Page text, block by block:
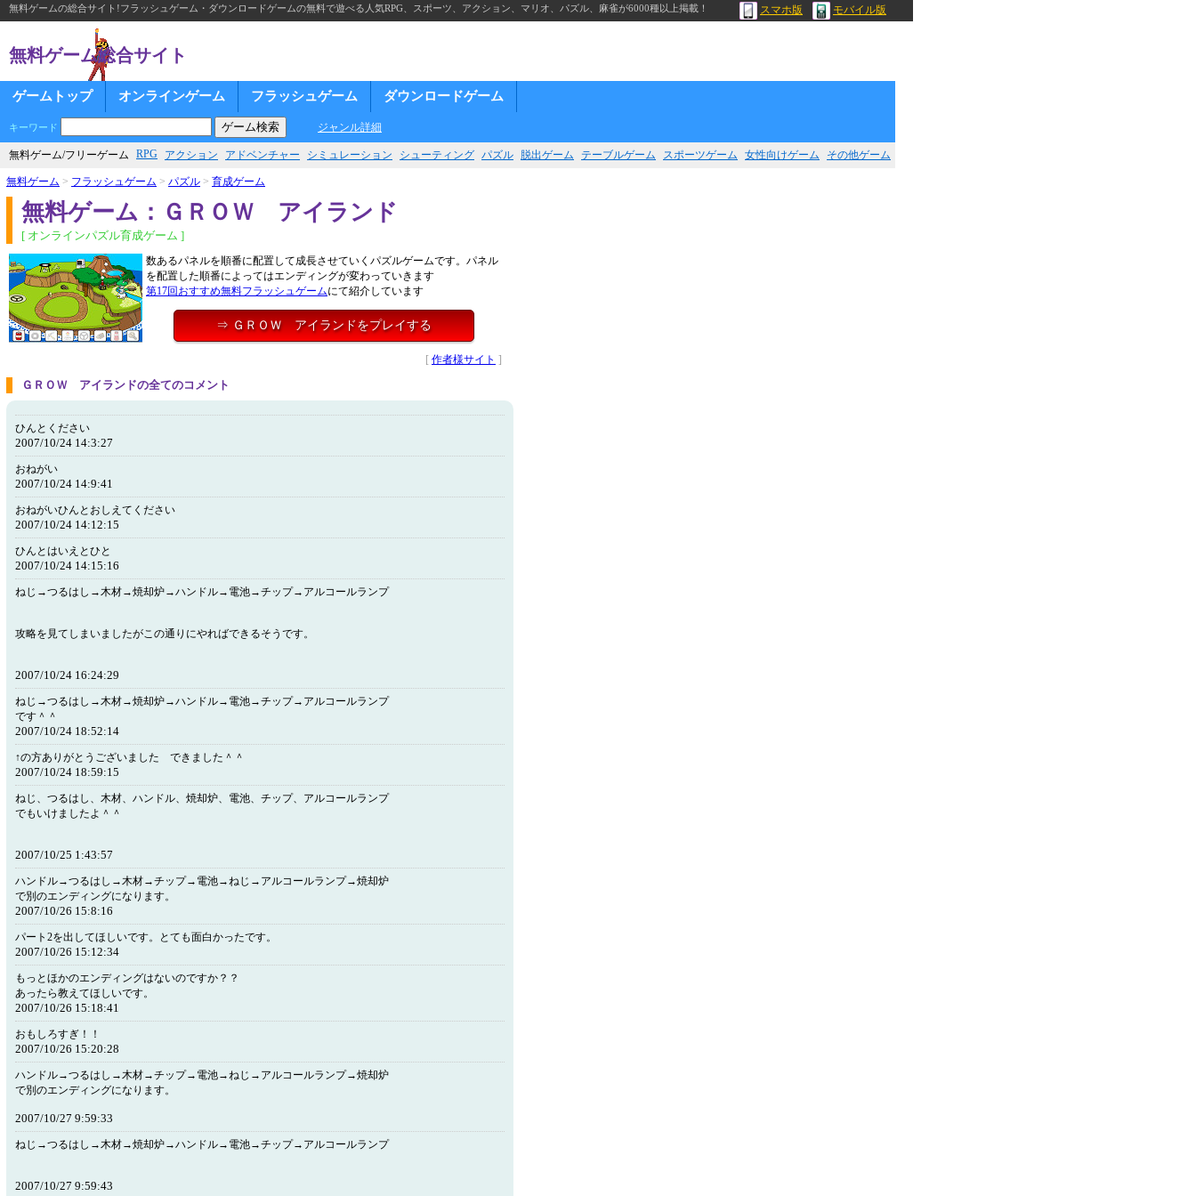
無料ゲームの総合サイト!フラッシュゲーム・ダウンロードゲームの無料で遊べる人気RPG、スポーツ、アクション、マリオ、パズル、麻雀が6000種以上掲載！ スマホ版 モバイル版
無料ゲーム総合サイト
ゲームトップ オンラインゲーム フラッシュゲーム ダウンロードゲーム
キーワード ジャンル詳細
無料ゲーム/フリーゲーム RPG アクション アドベンチャー シミュレーション シューティング パズル 脱出ゲーム テーブルゲーム スポーツゲーム 女性向けゲーム その他ゲーム
無料ゲーム > フラッシュゲーム > パズル > 育成ゲーム
無料ゲーム：ＧＲＯＷ アイランド
[ オンラインパズル育成ゲーム ]
数あるパネルを順番に配置して成長させていくパズルゲームです。パネル
を配置した順番によってはエンディングが変わっていきます
第17回おすすめ無料フラッシュゲームにて紹介しています
⇒ ＧＲＯＷ アイランドをプレイする
[ 作者様サイト ]
ＧＲＯＷ アイランドの全てのコメント
ひんとください
2007/10/24 14:3:27
おねがい
2007/10/24 14:9:41
おねがいひんとおしえてください
2007/10/24 14:12:15
ひんとはいえとひと
2007/10/24 14:15:16
ねじ→つるはし→木材→焼却炉→ハンドル→電池→チップ→アルコールランプ
攻略を見てしまいましたがこの通りにやればできるそうです。
2007/10/24 16:24:29
ねじ→つるはし→木材→焼却炉→ハンドル→電池→チップ→アルコールランプ
です＾＾
2007/10/24 18:52:14
↑の方ありがとうございました できました＾＾
2007/10/24 18:59:15
ねじ、つるはし、木材、ハンドル、焼却炉、電池、チップ、アルコールランプ
でもいけましたよ＾＾
2007/10/25 1:43:57
ハンドル→つるはし→木材→チップ→電池→ねじ→アルコールランプ→焼却炉
で別のエンディングになります。
2007/10/26 15:8:16
パート2を出してほしいです。とても面白かったです。
2007/10/26 15:12:34
もっとほかのエンディングはないのですか？？
あったら教えてほしいです。
2007/10/26 15:18:41
おもしろすぎ！！
2007/10/26 15:20:28
ハンドル→つるはし→木材→チップ→電池→ねじ→アルコールランプ→焼却炉
で別のエンディングになります。
2007/10/27 9:59:33
ねじ→つるはし→木材→焼却炉→ハンドル→電池→チップ→アルコールランプ
2007/10/27 9:59:43